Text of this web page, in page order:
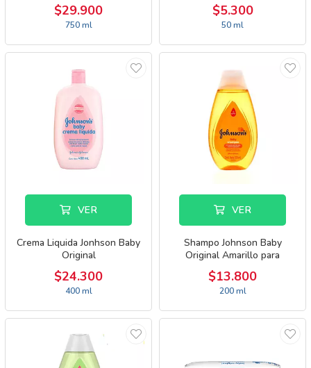
$29.900
750 ml
$5.300
50 ml
VER
Crema Liquida Jonhson Baby
Original
$24.300
400 ml
VER
Shampo Johnson Baby
Original Amarillo para
Cabellos Claros
$13.800
200 ml